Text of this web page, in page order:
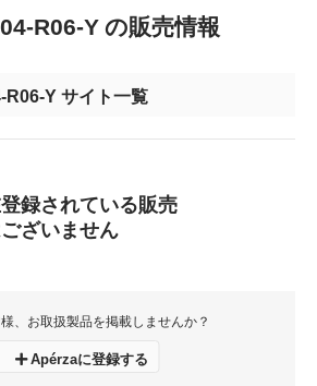
R06-Y の販売情報
Y サイト一覧
録されている販売
ざいません
、お取扱製品を掲載しませんか？
Apérzaに登録する